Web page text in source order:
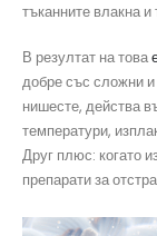
тъканните влакна и
В резултат на това
добре със сложни
нишесте, действа
температури,
Друг плюс: когато
препарати за